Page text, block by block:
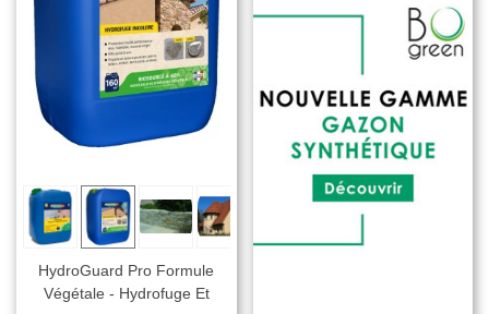
HydroGuard Pro Formule
Végétale - Hydrofuge Et